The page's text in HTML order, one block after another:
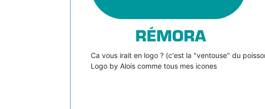
Ca vous irait en logo ? (c'est la "ventouse" du
Logo by Alois comme tous mes icones